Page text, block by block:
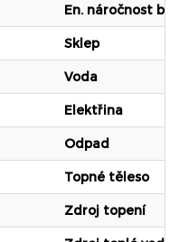
En. náročnost b.
Sklep
Voda
Elektřina
Odpad
Topné těleso
Zdroj topení